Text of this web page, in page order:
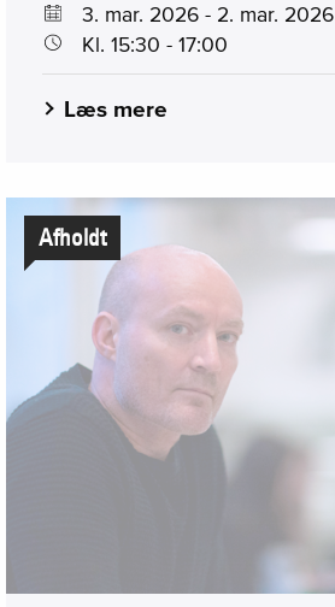
3. mar. 2026 - 2. mar. 2026
Kl. 15:30 - 17:00
Læs mere
Afholdt